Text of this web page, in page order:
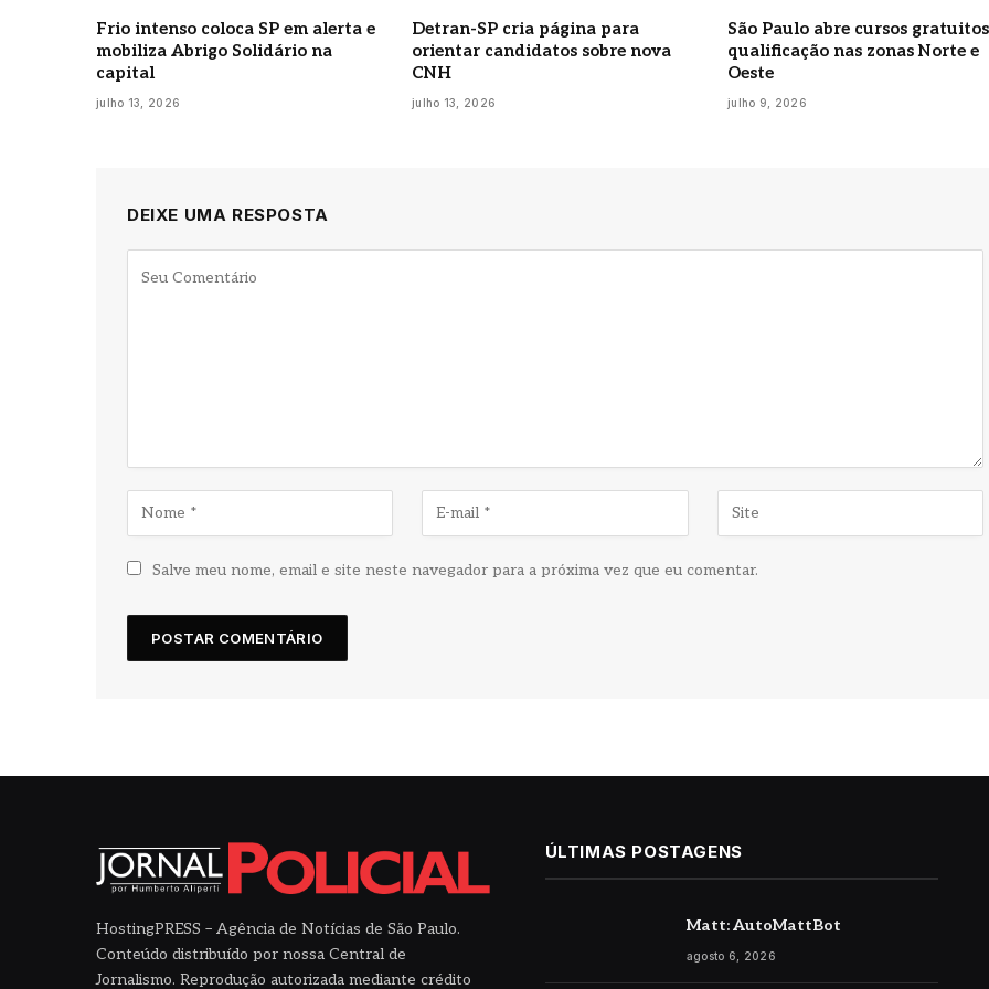
Frio intenso coloca SP em alerta e
mobiliza Abrigo Solidário na
capital
julho 13, 2026
Detran-SP cria página para
orientar candidatos sobre nova
CNH
julho 13, 2026
São Paulo abre cursos
qualificação nas zonas Norte e
Oeste
julho 9, 2026
DEIXE UMA RESPOSTA
Salve meu nome, email e site neste navegador para a próxima vez que eu comentar.
HostingPRESS – Agência de Notícias de São Paulo.
Conteúdo distribuído por nossa Central de
Jornalismo. Reprodução autorizada mediante crédito
ÚLTIMAS POSTAGENS
Matt: AutoMattBot
agosto 6, 2026